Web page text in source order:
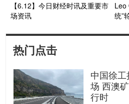
【6.12】今日财经时讯及重要市
场资讯
Leo
统”
热门点击
中国徐
场 西澳
行时